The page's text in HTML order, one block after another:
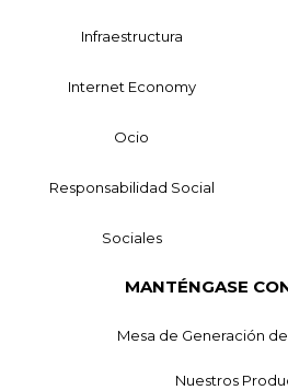
Infraestructura
Internet Economy
Ocio
Responsabilidad Social
Sociales
MANTÉNGASE
Mesa de Generación
Nuestros